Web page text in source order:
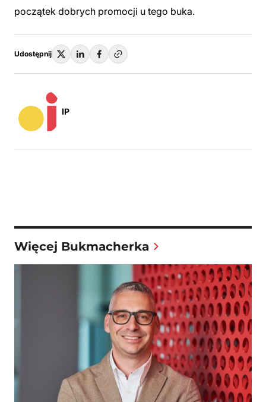
początek dobrych promocji u tego buka.
Udostępnij
IP
Więcej Bukmacherka